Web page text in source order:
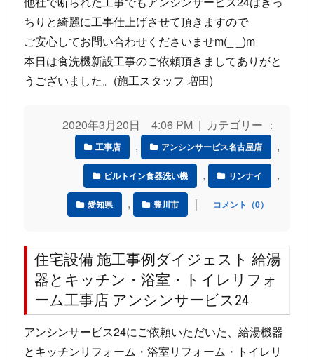
ちりと綺麗に工事仕上げさせて頂きますので
ご安心してお問い合わせくださいませm(_ _)m
本日は食洗機新設工事のご依頼頂きましてありがと
うございました。(施工スタッフ 増田)
2020年3月20日 4:06 PM | カテゴリー ：
工事店 , アンシンサービス名古屋店 ,
ビルトイン食器洗い機 , リンナイ ,
愛知県 , 豊川市 ｜ コメント（0）
住宅設備 施工事例ダイジェスト 給湯
器とキッチン・浴室・トイレリフォ
ーム工事店 アンシンサービス24
アンシンサービス24にご依頼いただいた、給湯機器
とキッチンリフォーム・浴室リフォーム・トイレリ